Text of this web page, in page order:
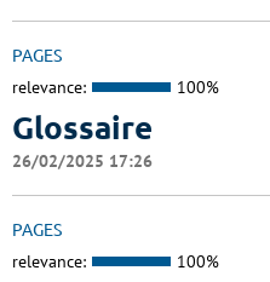
PAGES
relevance: 100%
Glossaire
26/02/2025 17:26
PAGES
relevance: 100%